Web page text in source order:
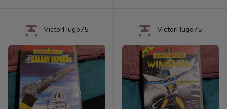
VictorHugo75 VictorHugo75